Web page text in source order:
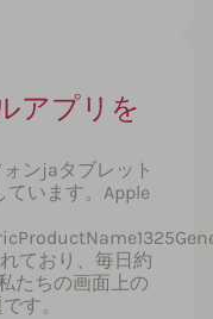
アプリを
ンjaタブレット
います。Apple
ており、毎日約
たちの画面上の
す。